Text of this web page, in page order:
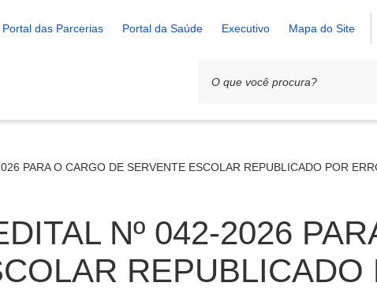
Portal das Parcerias Portal da Saúde Executivo Mapa do Site
PARA O CARGO DE SERVENTE ESCOLAR REPUBLICADO POR
Nº 042-2026
REPUBLICADO